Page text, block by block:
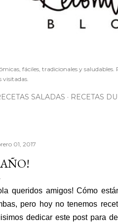
fáciles, tradicionales y
visitadas.
SALADAS RECETAS
01, 2017
queridos amigos! Cómo
pero hoy no tenemos
dedicar este post para